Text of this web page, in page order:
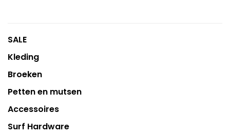
SALE
Kleding
Broeken
Petten en mutsen
Accessoires
Surf Hardware